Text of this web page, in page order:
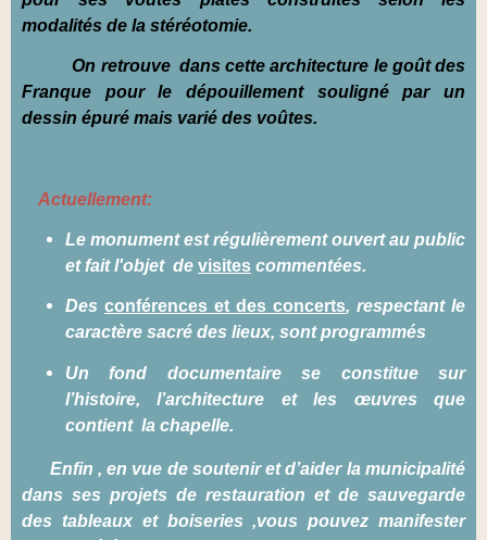
modalités de la stéréotomie.
On retrouve dans cette architecture le goût des
Franque pour le dépouillement souligné par un
dessin épuré mais varié des voûtes.
Actuellement:
Le monument est régulièrement ouvert au public
et fait l'objet de visites commentées.
Des conférences et des concerts, respectant le
caractère sacré des lieux, sont programmés
Un fond documentaire se constitue sur
l’histoire, l’architecture et les œuvres que
contient la chapelle.
Enfin , en vue de soutenir et d’aider la municipalité
dans ses projets de restauration et de sauvegarde
des tableaux et boiseries ,vous pouvez manifester